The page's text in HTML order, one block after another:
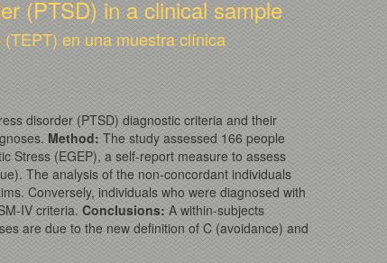
(PTSD) in a clinical sample
en una muestra clínica
disorder (PTSD) diagnostic criteria and their
Method: The study assessed 166 people
Stress (EGEP), a self-report measure to assess
The analysis of the non-concordant individuals
Conversely, individuals who were diagnosed with
IV criteria. Conclusions: A within-subjects
are due to the new definition of C (avoidance) and